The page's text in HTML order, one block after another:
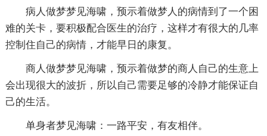
病人做梦梦见海啸，预示着做梦人的病情到了一个困
难的关卡，要积极配合医生的治疗，这样才有很大的几率
控制住自己的病情，才能早日的康复。
商人做梦梦见海啸，预示着做梦的商人自己的生意上
会出现很大的波折，所以自己需要足够的冷静才能保证自
己的生活。
单身者梦见海啸：一路平安，有友相伴。